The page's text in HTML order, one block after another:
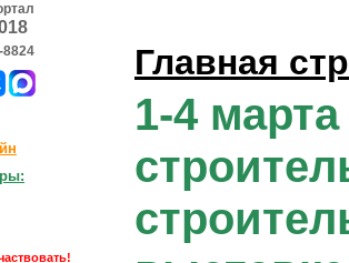
8824 Главная
1-4